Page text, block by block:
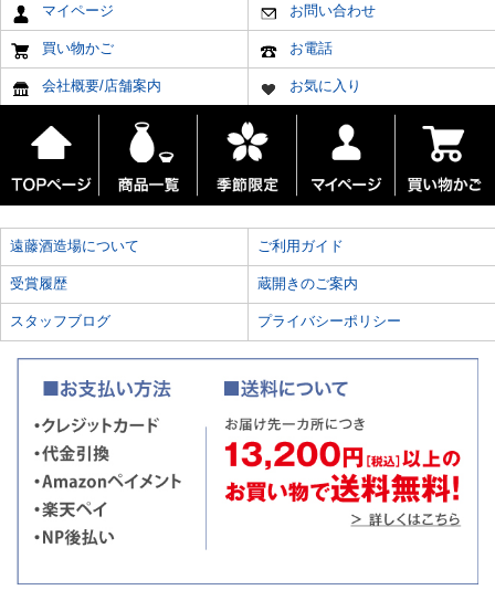
マイページ お問い合わせ
買い物かご お電話
会社概要/店舗案内 お気に入り
遠藤酒造場について ご利用ガイド
受賞履歴 蔵開きのご案内
スタッフブログ プライバシーポリシー